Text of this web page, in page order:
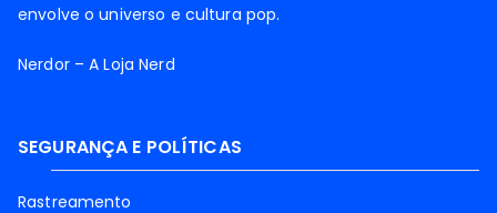
envolve o universo e cultura pop.
Nerdor – A Loja Nerd
SEGURANÇA E POLÍTICAS
Rastreamento